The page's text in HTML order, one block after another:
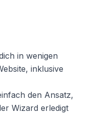
in wenigen
inklusive
den Ansatz,
Wizard erledigt